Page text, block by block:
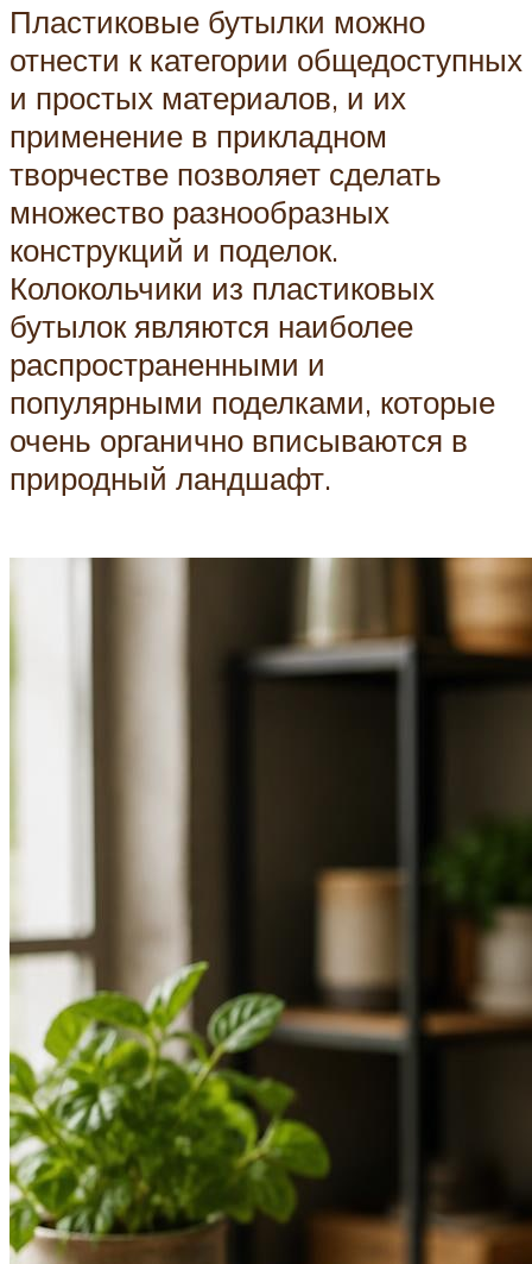
Пластиковые бутылки можно
отнести к категории общедоступных
и простых материалов, и их
применение в прикладном
творчестве позволяет сделать
множество разнообразных
конструкций и поделок.
Колокольчики из пластиковых
бутылок являются наиболее
распространенными и
популярными поделками, которые
очень органично вписываются в
природный ландшафт.